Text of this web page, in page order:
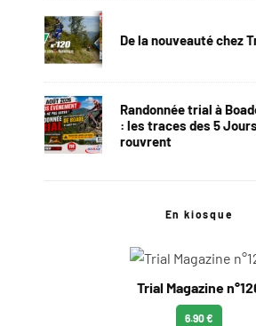
De la nouveauté chez
Randonnée trial à
: les traces des 5
rouvrent
En kiosque
Trial Magazine
6.90 €